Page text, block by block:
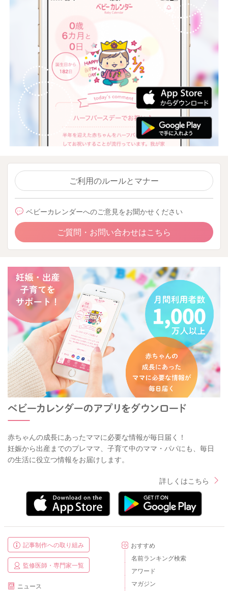
ご利用のルールとマナー
ベビーカレンダーへのご意見をお聞かせください
ご質問・お問い合わせはこちら
赤ちゃんの成長にあったママに必要な情報が毎日届く！
妊娠から出産までのプレママ、子育て中のママ・パパにも、毎日
の生活に役立つ情報をお届けします。
詳しくはこちら
記事制作への取り組み
監修医師・専門家一覧
ニュース
おすすめ
名前ランキング検索
アワード
マガジン